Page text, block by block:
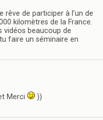
rêve de participer à l’un de
kilomètres de la France.
vidéos beaucoup de
faire un séminaire en
Merci
))